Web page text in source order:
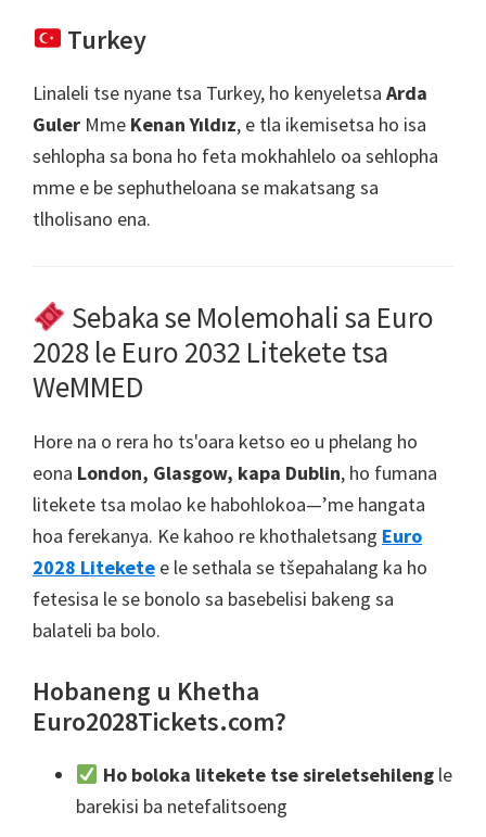
Turkey
Linaleli tse nyane tsa Turkey, ho kenyeletsa Arda
Guler Mme Kenan Yıldız, e tla ikemisetsa ho isa
sehlopha sa bona ho feta mokhahlelo oa sehlopha
mme e be sephutheloana se makatsang sa
tlholisano ena.
Sebaka se Molemohali sa Euro
2028 le Euro 2032 Litekete tsa
WeMMED
Hore na o rera ho ts'oara ketso eo u phelang ho
eona London, Glasgow, kapa Dublin, ho fumana
litekete tsa molao ke habohlokoa—’me hangata
hoa ferekanya. Ke kahoo re khothaletsang Euro
2028 Litekete e le sethala se tšepahalang ka ho
fetesisa le se bonolo sa basebelisi bakeng sa
balateli ba bolo.
Hobaneng u Khetha
Euro2028Tickets.com?
Ho boloka litekete tse sireletsehilengle
barekisi ba netefalitsoeng